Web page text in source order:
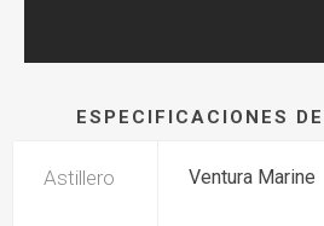
ESPECIFICACIONES
Astillero Ventura Marine